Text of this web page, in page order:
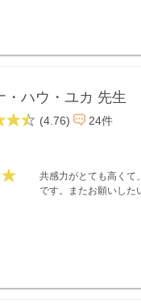
・ハウ・ユカ 先生
(4.76) 24件
共感力がとても高くて
です。またお願いした